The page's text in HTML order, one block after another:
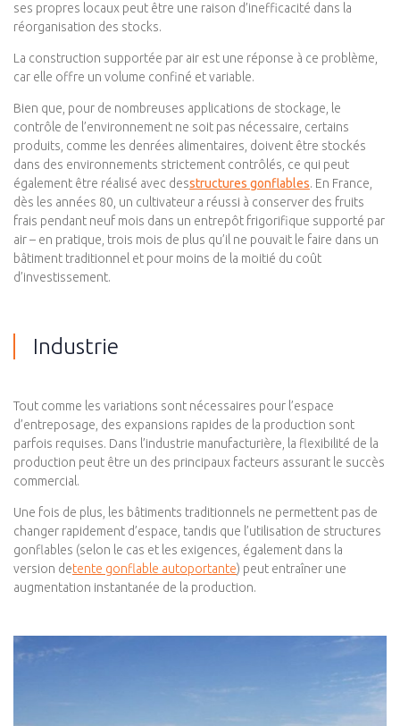
ses propres locaux peut être une raison d’inefficacité dans la
réorganisation des stocks.
La construction supportée par air est une réponse à ce problème,
car elle offre un volume confiné et variable.
Bien que, pour de nombreuses applications de stockage, le
contrôle de l’environnement ne soit pas nécessaire, certains
produits, comme les denrées alimentaires, doivent être stockés
dans des environnements strictement contrôlés, ce qui peut
également être réalisé avec desstructures gonflables. En France,
dès les années 80, un cultivateur a réussi à conserver des fruits
frais pendant neuf mois dans un entrepôt frigorifique supporté par
air – en pratique, trois mois de plus qu’il ne pouvait le faire dans un
bâtiment traditionnel et pour moins de la moitié du coût
d’investissement.
Industrie
Tout comme les variations sont nécessaires pour l’espace
d’entreposage, des expansions rapides de la production sont
parfois requises. Dans l’industrie manufacturière, la flexibilité de la
production peut être un des principaux facteurs assurant le succès
commercial.
Une fois de plus, les bâtiments traditionnels ne permettent pas de
changer rapidement d’espace, tandis que l’utilisation de structures
gonflables (selon le cas et les exigences, également dans la
version detente gonflable autoportante) peut entraîner une
augmentation instantanée de la production.